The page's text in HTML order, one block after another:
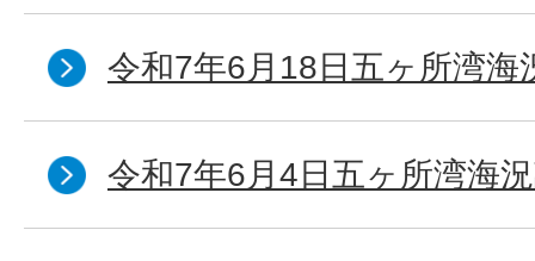
令和7年6月18日五ヶ所湾海
令和7年6月4日五ヶ所湾海